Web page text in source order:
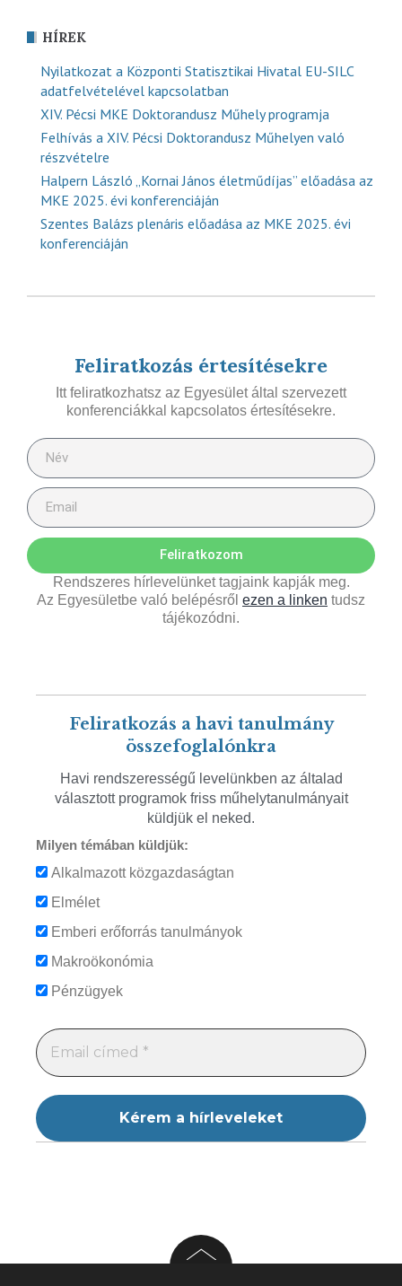
HÍREK
Nyilatkozat a Központi Statisztikai Hivatal EU-SILC
adatfelvételével kapcsolatban
XIV. Pécsi MKE Doktorandusz Műhely programja
Felhívás a XIV. Pécsi Doktorandusz Műhelyen való
részvételre
Halpern László „Kornai János életműdíjas” előadása az
MKE 2025. évi konferenciáján
Szentes Balázs plenáris előadása az MKE 2025. évi
konferenciáján
Feliratkozás értesítésekre
Itt feliratkozhatsz az Egyesület által szervezett
konferenciákkal kapcsolatos értesítésekre.
Feliratkozom
Rendszeres hírlevelünket tagjaink kapják meg.
Az Egyesületbe való belépésről ezen a linken tudsz
tájékozódni.
Feliratkozás a havi tanulmány
összefoglalónkra
Havi rendszerességű levelünkben az általad
választott programok friss műhelytanulmányait
küldjük el neked.
Milyen témában küldjük:
Alkalmazott közgazdaságtan
Elmélet
Emberi erőforrás tanulmányok
Makroökonómia
Pénzügyek